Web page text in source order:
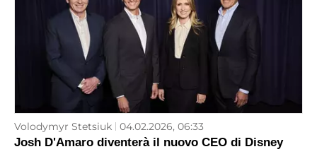
Volodymyr Stetsiuk 04.02.2026, 06:33
Josh D'Amaro diventerà il nuovo CEO di Disney